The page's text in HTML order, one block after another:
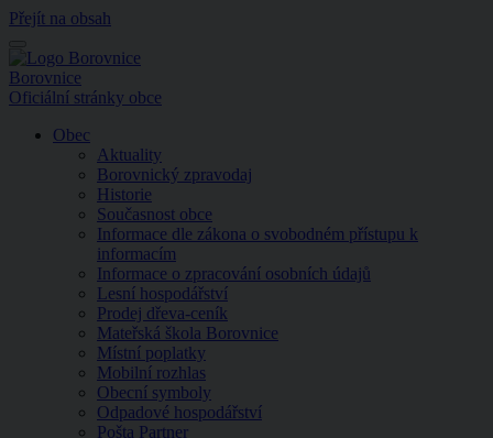
Přejít na obsah
Menu
Borovnice
Oficiální stránky obce
Obec
Aktuality
Borovnický zpravodaj
Historie
Současnost obce
Informace dle zákona o svobodném přístupu k
informacím
Informace o zpracování osobních údajů
Lesní hospodářství
Prodej dřeva-ceník
Mateřská škola Borovnice
Místní poplatky
Mobilní rozhlas
Obecní symboly
Odpadové hospodářství
Pošta Partner